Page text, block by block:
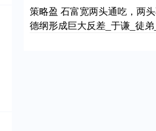
策略盈 石富宽两头通吃，两
德纲形成巨大反差_于谦_徒